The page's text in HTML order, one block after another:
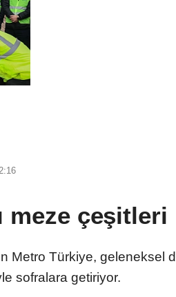
meze çeşitleri
Metro Türkiye, geleneksel
sofralara getiriyor.